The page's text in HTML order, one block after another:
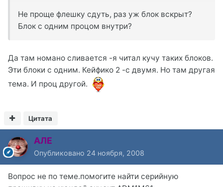
Не проще флешку сдуть, раз уж блок вскрыт?
Блок с одним процом внутри?
Да там номано сливается -я читал кучу таких блоков.
Эти блоки с одним. Кейфико 2 -с двумя. Но там другая
тема. И проц другой.
Цитата
АЛЕ
Опубликовано 24 ноября, 2008
Вопрос не по теме.помогите найти серийную